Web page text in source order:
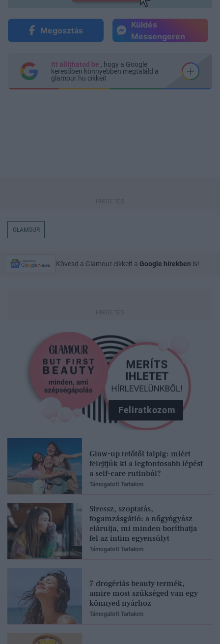
Megosztás
Küldés
Messengeren
Itt állíthatod be , hogy a Google
keresőben könnyebben megtaláld a
glamour.hu cikkeit
GLAMOUR
Kövesd a Glamour cikkeit a Google hírekben is!
Feliratkozom
Glow-up tetőtől talpig: miért
felejtjük ki a legfontosabb lépést
a self-care rutinból?
Támogatott Tartalom
Stressz, szoptatás,
fogamzásgátló: a nőgyógyász
elárulja, mi minden boríthatja
fel az intim egyensúlyt
Támogatott Tartalom
7 drogériás beauty termék,
amire most szükséged van egy
könnyed nyárhoz
Támogatott Tartalom